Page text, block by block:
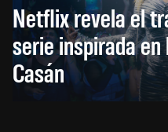
Netflix revela el
serie inspirada
Casán